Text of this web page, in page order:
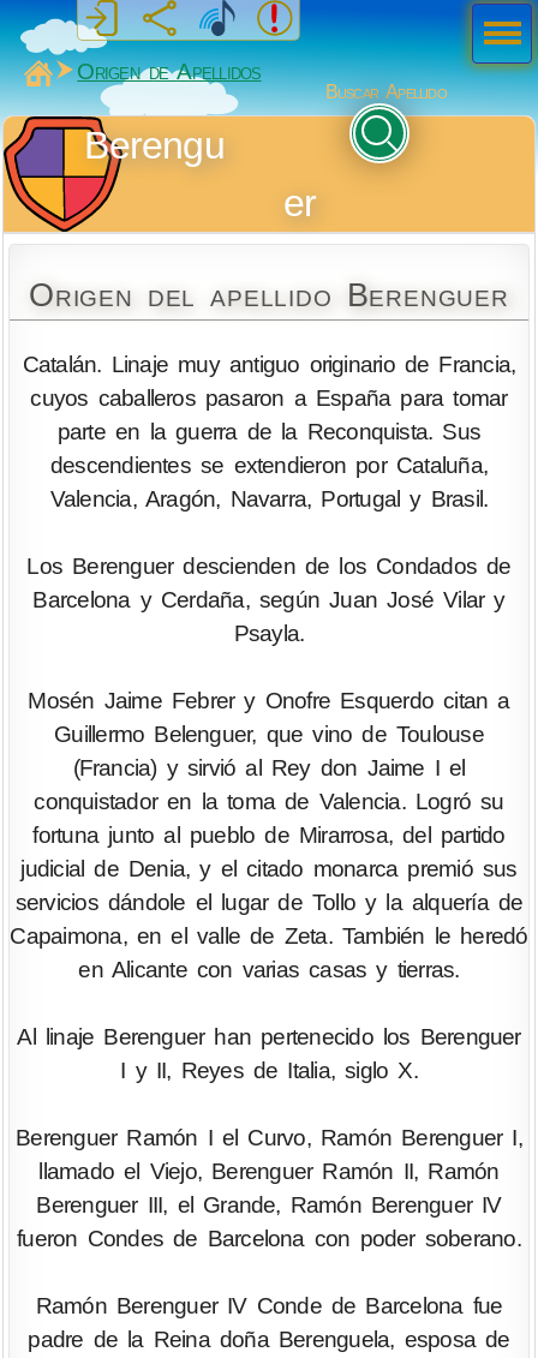
MiSabueso
Origen de Apellidos
Buscar Apellido
Berengu
er
Origen del apellido Berenguer
Catalán. Linaje muy antiguo originario de Francia,
cuyos caballeros pasaron a España para tomar
parte en la guerra de la Reconquista. Sus
descendientes se extendieron por Cataluña,
Valencia, Aragón, Navarra, Portugal y Brasil.
Los Berenguer descienden de los Condados de
Barcelona y Cerdaña, según Juan José Vilar y
Psayla.
Mosén Jaime Febrer y Onofre Esquerdo citan a
Guillermo Belenguer, que vino de Toulouse
(Francia) y sirvió al Rey don Jaime I el
conquistador en la toma de Valencia. Logró su
fortuna junto al pueblo de Mirarrosa, del partido
judicial de Denia, y el citado monarca premió sus
servicios dándole el lugar de Tollo y la alquería de
Capaimona, en el valle de Zeta. También le heredó
en Alicante con varias casas y tierras.
Al linaje Berenguer han pertenecido los Berenguer
I y II, Reyes de Italia, siglo X.
Berenguer Ramón I el Curvo, Ramón Berenguer I,
llamado el Viejo, Berenguer Ramón II, Ramón
Berenguer III, el Grande, Ramón Berenguer IV
fueron Condes de Barcelona con poder soberano.
Ramón Berenguer IV Conde de Barcelona fue
padre de la Reina doña Berenguela, esposa de
Men
ú